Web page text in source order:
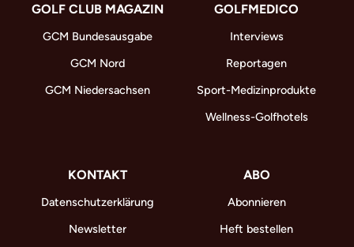
GOLF CLUB MAGAZIN
GCM Bundesausgabe
GCM Nord
GCM Niedersachsen
GOLFMEDICO
Interviews
Reportagen
Sport-Medizinprodukte
Wellness-Golfhotels
KONTAKT
Datenschutzerklärung
Newsletter
ABO
Abonnieren
Heft bestellen